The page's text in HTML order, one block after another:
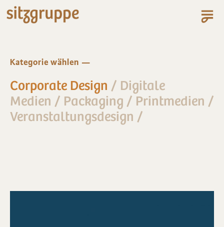
Kategorie wählen
Corporate Design / Digitale
Medien / Packaging / Printmedien /
Veranstaltungsdesign /